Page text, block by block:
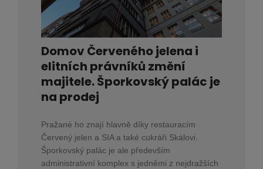
Domov Červeného jelena i
elitních právníků změní
majitele. Šporkovský palác je
na prodej
Pražané ho znají hlavně díky restauracím
Červený jelen a SIA a také cukráři Skálovi.
Šporkovský palác je ale především
administrativní komplex s jedněmi z nejdražších